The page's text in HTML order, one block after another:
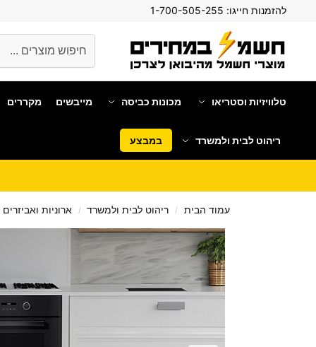
להזמנות חייגו:
טלוויזיות וסטריאו מכונות כביסה מייבשים מקררים
ריהוט לבית ולמשרד במבצע
עמוד הבית / ריהוט לבית ולמשרד / ארוניות